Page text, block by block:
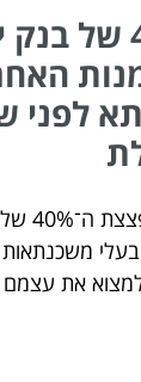
פצצת ה-40%
לפני
במאמר
משכנתאות
למצוא את